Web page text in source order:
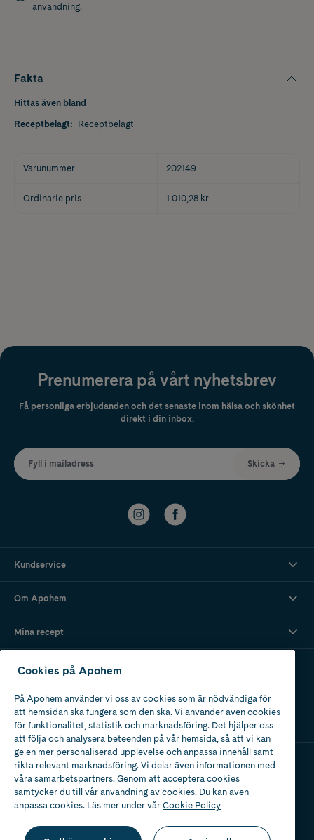
användning.
Fakta
Hittas även bland
Receptbelagt: Receptbelagt
Varunummer 202149
Ordinarie pris 1 010,28 kr
Prenumerera på vårt nyhetsbrev
Få personliga erbjudanden och det senaste inom hälsa och skönhet
direkt i din inbox.
Fyll i mailadress Skicka
Kundservice
Om Apohem
Mina recept
Apotek med tillstånd
av Läkemedelsverket
Cookies på Apohem
På Apohem använder vi oss av cookies som är nödvändiga för
att hemsidan ska fungera som den ska. Vi använder även cookies
för funktionalitet, statistik och marknadsföring. Det hjälper oss
att följa och analysera beteenden på vår hemsida, så att vi kan
ge en mer personaliserad upplevelse och anpassa innehåll samt
rikta relevant marknadsföring. Vi delar även informationen med
våra samarbetspartners. Genom att acceptera cookies
samtycker du till vår användning av cookies. Du kan även
anpassa cookies. Läs mer under vårCookie Policy